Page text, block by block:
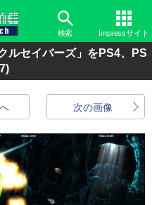
検索 Impressサイト
ルセイバーズ」をPS4、PS
次の画像